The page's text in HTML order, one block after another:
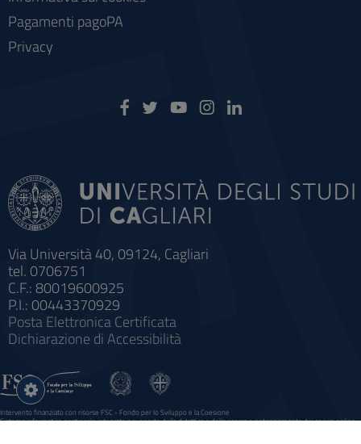
Via Università 40, 09124, Cagliari
tel. 0706751
C.F.: 80019600925
P.I.: 00443370929
Posta Elettronica Certificata
Dichiarazione di Accessibilità
Pagamenti pagoPA
Privacy
Intervento finanziato con risorse FSC - Fondo per lo Sviluppo e la Coesione
Sistema informatico gestionale integrato a supporto della didattica e della ricerca e potenziamento dei servizi online
Impostazioni
cookie